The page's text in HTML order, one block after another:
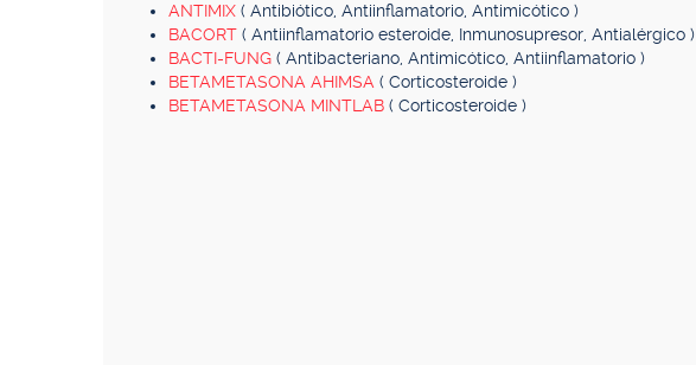
ANTIMIX ( Antibiótico, Antiinflamatorio, Antimicótico )
BACORT ( Antiinflamatorio esteroide, Inmunosupresor, Antialérgico )
BACTI-FUNG ( Antibacteriano, Antimicótico, Antiinflamatorio )
BETAMETASONA AHIMSA ( Corticosteroide )
BETAMETASONA MINTLAB ( Corticosteroide )